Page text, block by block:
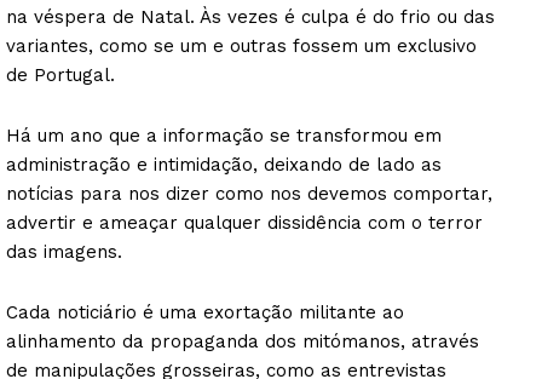
na véspera de Natal. Às vezes é culpa é do frio ou das
variantes, como se um e outras fossem um exclusivo
de Portugal.
Há um ano que a informação se transformou em
administração e intimidação, deixando de lado as
notícias para nos dizer como nos devemos comportar,
advertir e ameaçar qualquer dissidência com o terror
das imagens.
Cada noticiário é uma exortação militante ao
alinhamento da propaganda dos mitómanos, através
de manipulações grosseiras, como as entrevistas